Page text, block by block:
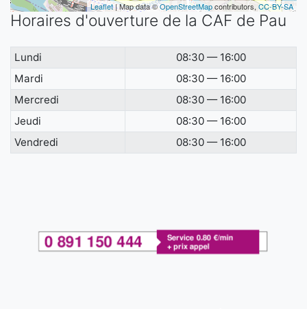
Leaflet| Map data ©OpenStreetMapcontributors,CC-BY-SA
Horaires d'ouverture de la CAF de Pau
Lundi
08:30 — 16:00
Mardi
08:30 — 16:00
Mercredi
08:30 — 16:00
Jeudi
08:30 — 16:00
Vendredi
08:30 — 16:00